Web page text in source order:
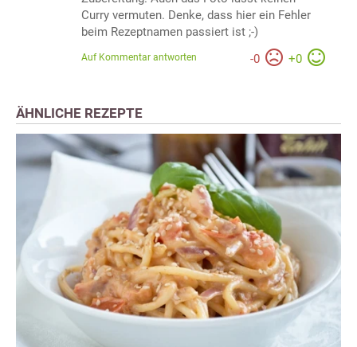
Curry vermuten. Denke, dass hier ein Fehler
beim Rezeptnamen passiert ist ;-)
-0 +0
Auf Kommentar antworten
ÄHNLICHE REZEPTE